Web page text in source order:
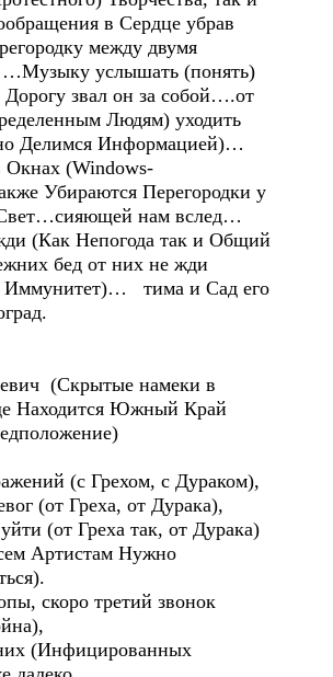
в Сердце убрав
между двумя
…Музыку услышать (понять)
звал он за собой….от
Людям) уходить
Делимся Информацией)…
(Windows-
Убираются Перегородки у
нам вслед…
(Как Непогода так и Общий
бед от них не жди
тима и Сад его
(Скрытые намеки в
Находится Южный Край
(с Грехом, с Дураком),
(от Греха, от Дурака),
(от Греха так, от Дурака)
Артистам Нужно
скоро третий звонок
(Инфицированных